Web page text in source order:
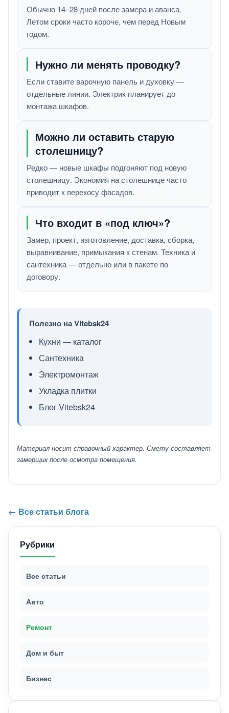
Обычно 14–28 дней после замера и аванса.
Летом сроки часто короче, чем перед Новым
годом.
Нужно ли менять проводку?
Если ставите варочную панель и духовку —
отдельные линии. Электрик планирует до
монтажа шкафов.
Можно ли оставить старую
столешницу?
Редко — новые шкафы подгоняют под новую
столешницу. Экономия на столешнице часто
приводит к перекосу фасадов.
Что входит в «под ключ»?
Замер, проект, изготовление, доставка, сборка,
выравнивание, примыкания к стенам. Техника и
сантехника — отдельно или в пакете по
договору.
Полезно на Vitebsk24
Кухни — каталог
Сантехника
Электромонтаж
Укладка плитки
Блог Vitebsk24
Материал носит справочный характер. Смету составляет
замерщик после осмотра помещения.
← Все статьи блога
Рубрики
Все статьи
Авто
Ремонт
Дом и быт
Бизнес